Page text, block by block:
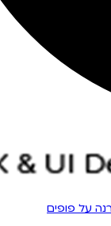
על פופים